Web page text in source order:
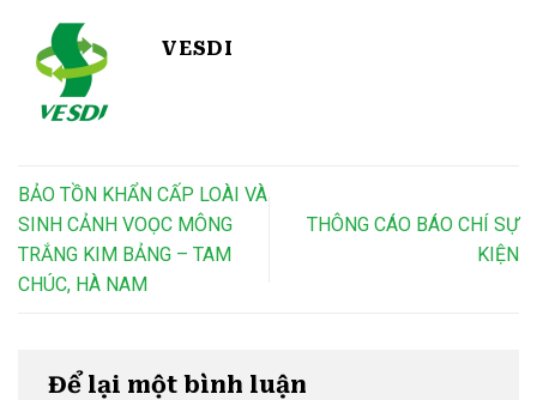
VESDI
BẢO TỒN KHẨN CẤP LOÀI VÀ
SINH CẢNH VOỌC MÔNG
TRẮNG KIM BẢNG – TAM
CHÚC, HÀ NAM
THÔNG CÁO BÁO CHÍ SỰ
KIỆN
Để lại một bình luận